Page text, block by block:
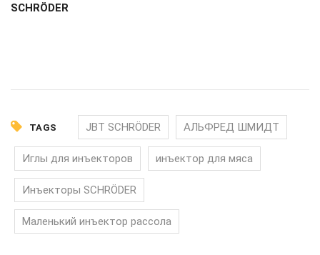
SCHRÖDER
TAGS JBT SCHRÖDER АЛЬФРЕД ШМИДТ
Иглы для инъекторов инъектор для мяса
Инъекторы SCHRÖDER
Маленький инъектор рассола